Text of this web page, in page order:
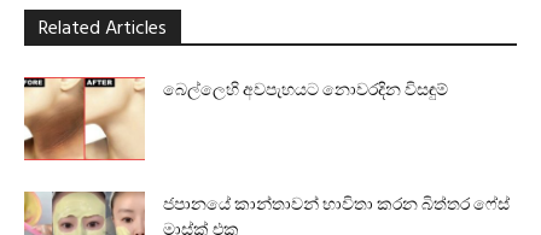
Related Articles
බෙල්ලෙහි අවපැහයට නොවරදින විසඳුම්
ජපානයේ කාන්තාවන් භාවිතා කරන බිත්තර ෆේස්
මාස්ක් එක